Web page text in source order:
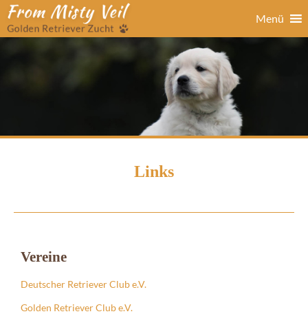
Menü
Links
Vereine
Deutscher Retriever Club e.V.
Golden Retriever Club e.V.